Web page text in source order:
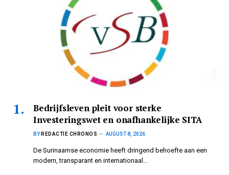
Bedrijfsleven pleit voor sterke
Investeringswet en onafhankelijke SITA
BY REDACTIE CHRONOS AUGUST 8, 2026
De Surinaamse economie heeft dringend behoefte aan een
modern, transparant en internationaal…